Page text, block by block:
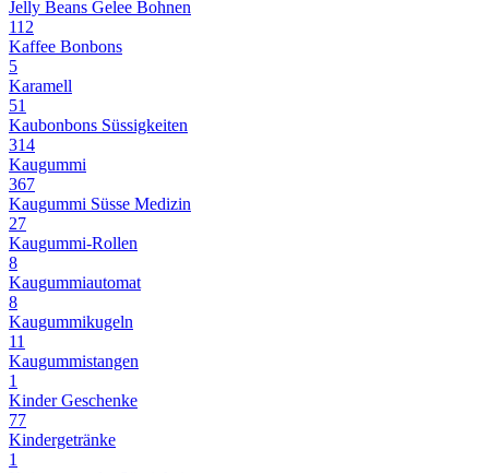
Jelly Beans Gelee Bohnen
112
Kaffee Bonbons
5
Karamell
51
Kaubonbons Süssigkeiten
314
Kaugummi
367
Kaugummi Süsse Medizin
27
Kaugummi-Rollen
8
Kaugummiautomat
8
Kaugummikugeln
11
Kaugummistangen
1
Kinder Geschenke
77
Kindergetränke
1